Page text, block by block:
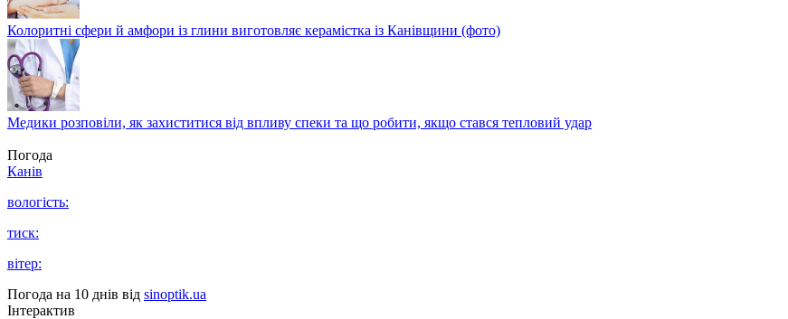
Колоритні сфери й амфори із глини виготовляє керамістка із Канівщини (фото)
Медики розповіли, як захиститися від впливу спеки та що робити, якщо стався тепловий удар
Погода
Канів
вологість:
тиск:
вітер:
Погода на 10 днів від sinoptik.ua
Інтерактив